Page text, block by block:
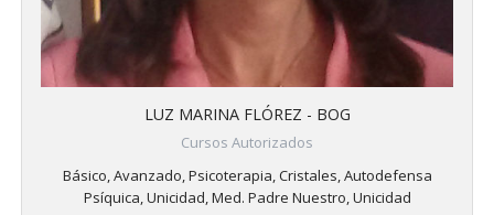
LUZ MARINA FLÓREZ - BOG
Cursos Autorizados
Básico, Avanzado, Psicoterapia, Cristales, Autodefensa
Psíquica, Unicidad, Med. Padre Nuestro, Unicidad